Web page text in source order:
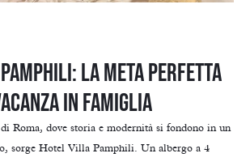
la meta perfetta
in famiglia
Roma, dove storia e modernità si fondono in un
sorge Hotel Villa Pamphili. Un albergo a 4